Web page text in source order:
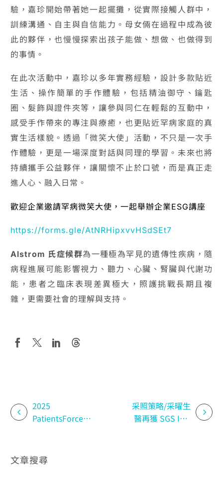
驗，嘉珍開始帶著她一起擺攤，從實際接觸人群中，
訓練溝通、自主與自信能力。母女倆在過程中成為彼
此的夥伴，也慢慢探索出孩子能做、想做、也做得到
的事情。
在此次活動中，嘉珍以多年實務經驗，設計多款貼近
生活、操作簡單的手作體驗，包括精油御守、鑰匙
圈、髮飾與證件夾等，讓參與同仁在輕鬆的互動中，
感受手作帶來的專注與療癒，也更貼近罕病家庭的真
實生活樣貌。透過「微笑大使」活動，不只是一次手
作體驗，更是一場深度對話與同理的學習。未來也將
持續攜手公益夥伴，讓關懷不止於口號，而是真正走
進人心、融入日常。
歡迎企業邀請罕病微笑大使，一起舉辦企業ESG講座
https://forms.gle/AtNRHipxvvHSdSEt7
Alstrom 氏症候群為一種極為罕見的遺傳性疾病，隨
病程進展可能影響視力、聽力、心臟、腎臟與代謝功
能，患者之臨床表現差異極大，照護挑戰長期且複
雜，更需要社會的理解與支持。
2025
PatientsForce
采照策略/采曜生
醫再獲 SGS ISO
文章搜尋